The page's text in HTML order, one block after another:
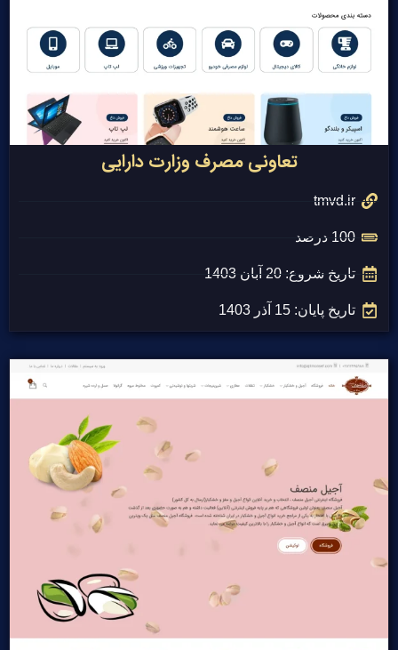
تعاونی مصرف وزارت دارایی
tmvd.ir
100 درصد
تاریخ شروع: 20 آبان 1403
تاریخ پایان: 15 آذر 1403